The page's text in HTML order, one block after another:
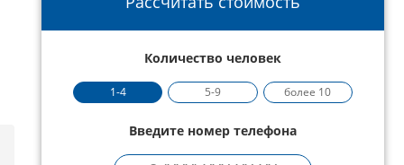
Количество человек
1-4 5-9 более 10
Введите номер телефона